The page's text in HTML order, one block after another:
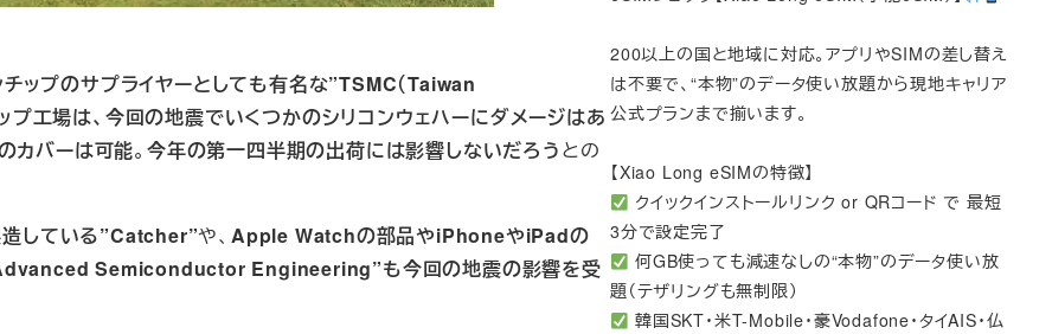
ップのサプライヤーとしても有名な”TSMC（Taiwan
場は、今回の地震でいくつかのシリコンウェハーにダメージはあ
カバーは可能。今年の第一四半期の出荷には影響しないだろうとの
している”Catcher”や、Apple Watchの部品やiPhoneやiPadの
Semiconductor Engineering”も今回の地震の影響を受
200以上の国と地域に対応。アプリやSIMの差し替え
は不要で、“本物”のデータ使い放題から現地キャリア
公式プランまで揃います。
【Xiao Long eSIMの特徴】
クイックインストールリンク or QRコード で 最短
3分で設定完了
何GB使っても減速なしの“本物”のデータ使い放
題（テザリングも無制限）
韓国SKT・米T-Mobile・豪Vodafone・タイAIS・仏